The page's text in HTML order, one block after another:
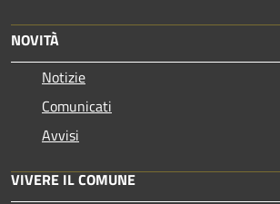
NOVITÀ
Notizie
Comunicati
Avvisi
VIVERE IL COMUNE